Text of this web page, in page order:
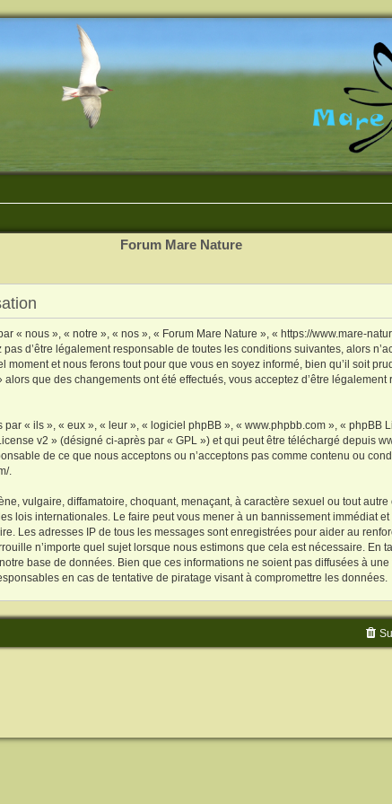
Forum Mare Nature
« nous », « notre », « nos », « Forum Mare Nature », « https://www.mare-
d’être légalement responsable de toutes les conditions suivantes, alors
moment et nous ferons tout pour que vous en soyez informé, bien qu’il soit
que des changements ont été effectués, vous acceptez d’être
« ils », « eux », « leur », « logiciel phpBB », « www.phpbb.com », « phpBB
v2 » (désigné ci-après par « GPL ») et qui peut être téléchargé depuis
de ce que nous acceptons ou n’acceptons pas comme contenu ou
.
vulgaire, diffamatoire, choquant, menaçant, à caractère sexuel ou tout
lois internationales. Le faire peut vous mener à un bannissement immédiat
Les adresses IP de tous les messages sont enregistrées pour aider au
n’importe quel sujet lorsque nous estimons que cela est nécessaire. En
base de données. Bien que ces informations ne soient pas diffusées à
en cas de tentative de piratage visant à compromettre les données.